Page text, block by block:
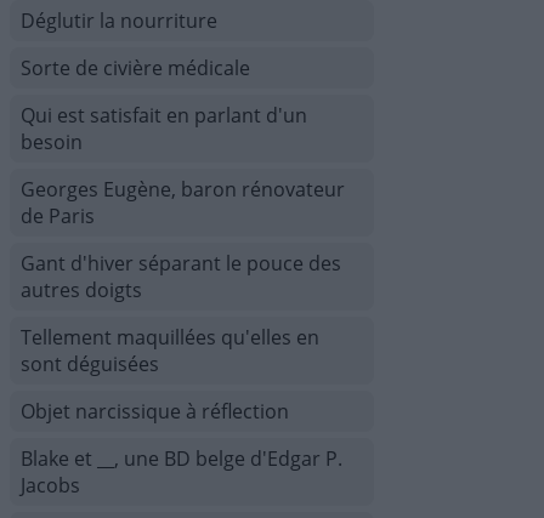
Déglutir la nourriture
Sorte de civière médicale
Qui est satisfait en parlant d'un
besoin
Georges Eugène, baron rénovateur
de Paris
Gant d'hiver séparant le pouce des
autres doigts
Tellement maquillées qu'elles en
sont déguisées
Objet narcissique à réflection
Blake et __, une BD belge d'Edgar P.
Jacobs